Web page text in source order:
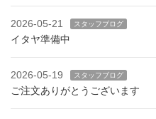
2026-05-21 スタッフブログ
イタヤ準備中
2026-05-19 スタッフブログ
ご注文ありがとうございます